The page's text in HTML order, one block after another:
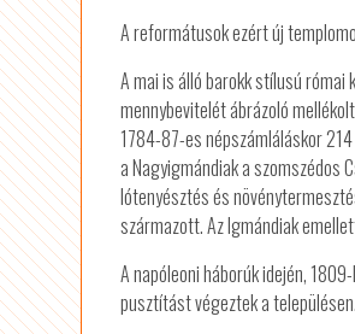
A reformátusok ezért új
A mai is álló barokk stílusú római
mennybevitelét ábrázoló
1784-87-es népszámláláskor
a Nagyigmándiak a szomszédos
lótenyésztés és
származott. Az Igmándiak
A napóleoni háborúk idején,
pusztítást végeztek a településen.